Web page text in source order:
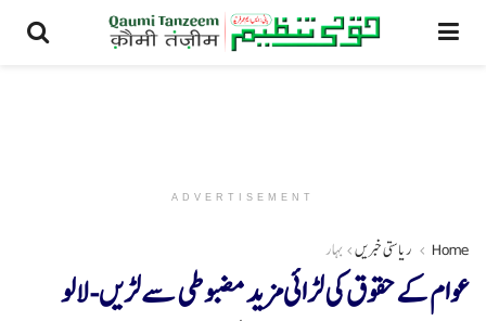
ADVERTISEMENT
Home ریاستی خبریں بہار
عوام کے حقوق کی لڑائی مزید مضبوطی سے لڑیں-لالو